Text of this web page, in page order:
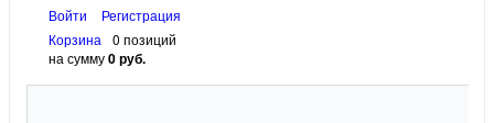
Войти
Регистрация
Корзина
0 позиций
на сумму0 руб.